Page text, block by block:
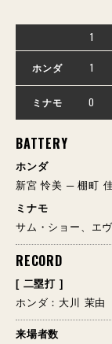
1
ホンダ 1
ミナモ 0
BATTERY
ホンダ
新宮 怜美 ─ 棚町
ミナモ
サム・ショー、エ
RECORD
[ 二塁打 ]
ホンダ：大川 茉由
来場者数